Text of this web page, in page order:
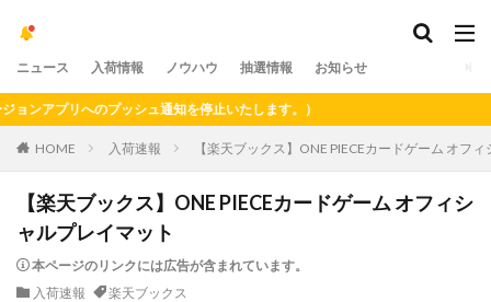
ニュース 入荷情報 ノウハウ 抽選情報 お知らせ
プリへのプッシュ通知を停止いたします。）
HOME 入荷速報 【楽天ブックス】ONE PIECEカードゲーム オフ
【楽天ブックス】ONE PIECEカードゲーム オフィシ
ャルプレイマット
本ページのリンクには広告が含まれています。
入荷速報
楽天ブックス